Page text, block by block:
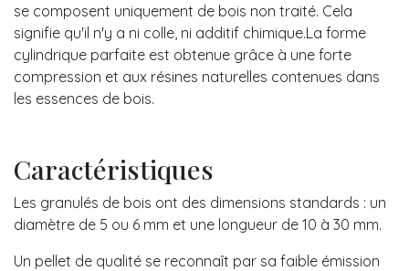
se composent uniquement de bois non traité. Cela
signifie qu'il n'y a ni colle, ni additif chimique.La forme
cylindrique parfaite est obtenue grâce à une forte
compression et aux résines naturelles contenues dans
les essences de bois.
Caractéristiques
Les granulés de bois ont des dimensions standards : un
diamètre de 5 ou 6 mm et une longueur de 10 à 30 mm.
Un pellet de qualité se reconnaît par sa faible émission